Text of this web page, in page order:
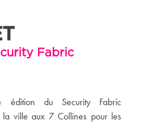
Fabric
édition du Security Fabric
la ville aux 7 Collines pour les